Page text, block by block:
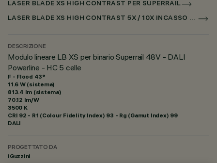
LASER BLADE XS HIGH CONTRAST PER SUPERRAIL
LASER BLADE XS HIGH CONTRAST 5X / 10X INCASSO PER SUPERRAIL DALI POWERLINE
DESCRIZIONE
Modulo lineare LB XS per binario Superrail 48V - DALI
Powerline - HC 5 celle
F - Flood 43°
11.6 W (sistema)
813.4 lm (sistema)
70.12 lm/W
3500 K
CRI 92 - Rf (Colour Fidelity Index) 93 - Rg (Gamut Index) 99
DALI
PROGETTATO DA
iGuzzini